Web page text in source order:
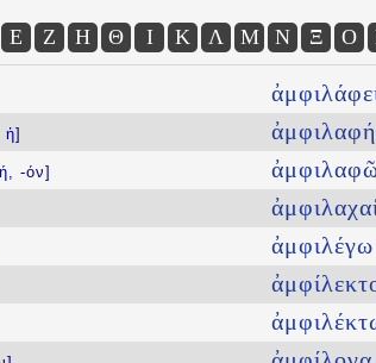
Ε Ζ Η Θ Ι Κ Λ Μ Ν Ξ Ο
ἡ]
-όν]
ἀμφιλέγω